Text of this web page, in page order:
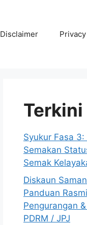
Disclaimer
Terkini
Syukur Fasa
Semakan
Semak
Diskaun
Panduan
Pengurangan
PDRM / JPJ